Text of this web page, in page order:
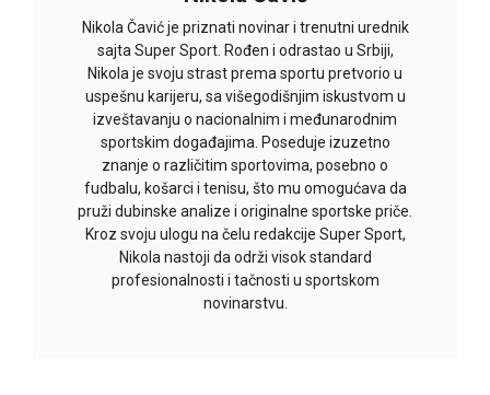
Nikola Čavić je priznati novinar i trenutni urednik
sajta Super Sport. Rođen i odrastao u Srbiji,
Nikola je svoju strast prema sportu pretvorio u
uspešnu karijeru, sa višegodišnjim iskustvom u
izveštavanju o nacionalnim i međunarodnim
sportskim događajima. Poseduje izuzetno
znanje o različitim sportovima, posebno o
fudbalu, košarci i tenisu, što mu omogućava da
pruži dubinske analize i originalne sportske priče.
Kroz svoju ulogu na čelu redakcije Super Sport,
Nikola nastoji da održi visok standard
profesionalnosti i tačnosti u sportskom
novinarstvu.